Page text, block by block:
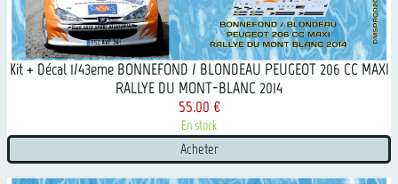
Kit + Décal 1/43eme BONNEFOND / BLONDEAU PEUGEOT 206 CC MAXI
RALLYE DU MONT-BLANC 2014
55.00 €
En stock
Acheter